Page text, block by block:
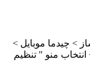
> چیدما موبایل >
منو " تنظیم